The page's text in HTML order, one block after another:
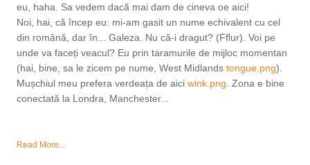
eu, haha. Sa vedem dacă mai dam de cineva oe aici!
Noi, hai, că încep eu: mi-am gasit un nume echivalent cu cel
din română, dar în... Galeza. Nu că-i dragut? (Fflur). Voi pe
unde va faceți veacul? Eu prin taramurile de mijloc momentan
(hai, bine, sa le zicem pe nume, West Midlands tongue.png).
Mușchiul meu prefera verdeața de aici wink.png . Zona e bine
conectată la Londra, Manchester...
Read More...